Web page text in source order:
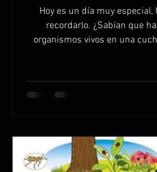
Hoy es un día muy especial,
recordarlo. ¿Sabían que
organismos vivos en una